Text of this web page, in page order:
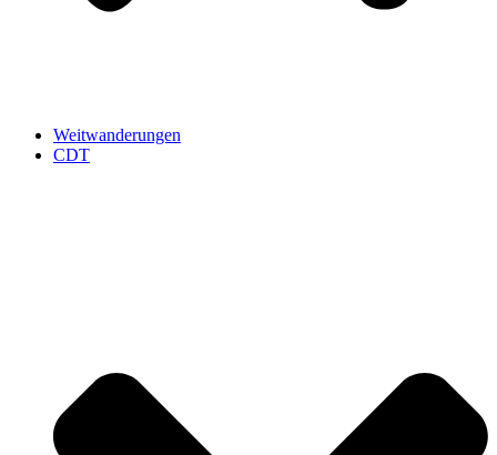
Weitwanderungen
CDT